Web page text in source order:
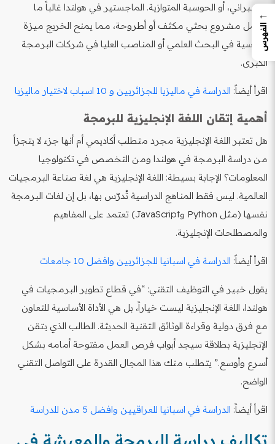
السيبراني، أو الحوسبة المتوازية. الماجستير في هولندا غالباً ما
يشمل مشروع بحثي مكثف أو أطروحة، مما يمنح الخريج ميزة
تنافسية في البحث العلمي أو المناصب العليا في شركات البرمجة
الكبرى.
اقرأ أيضاً: الدراسة في ماليزيا للجزائريين و 10 اسباب لاختيار ماليزيا
أهمية إتقان اللغة الإنجليزية للبرمجة
هل تعتبر اللغة الإنجليزية مجرد متطلب أكاديمي أم أنها جزء لا يتجزأ
من دراسة البرمجة في هولندا ومن التخصص في تكنولوجيا
المعلومات؟ الإجابة بسيطة: اللغة الإنجليزية هي لغة صناعة البرمجيات
العالمية. ليس فقط المناهج الدراسية تُدرّس بها، بل إن لغات البرمجة
نفسها (مثل Python وJavaScript) تعتمد على المفاهيم
والمصطلحات الإنجليزية.
اقرأ أيضاً: الدراسة في اسبانيا للجزائريين وافضل 10 جامعات
يقول خبير في التوظيف التقني: “في قطاع تطوير البرمجيات في
هولندا، اللغة الإنجليزية ليست خياراً، بل هي الأداة الأساسية للتعاون
مع فرق دولية وقراءة الوثائق التقنية الحديثة. الطالب الذي يتقن
الإنجليزية بطلاقة سيجد أبواب فرص العمل مفتوحة أمامه بشكل
أسرع وأوسع.” يتطلب منك هذا المجال القدرة على التواصل التقني
الواضح.
اقرأ أيضاً: الدراسة في اسبانيا للعراقيين وافضل 5 مدن للدراسة
تكاليف دراسة البرمجة والمعيشة في
←
الفهرس